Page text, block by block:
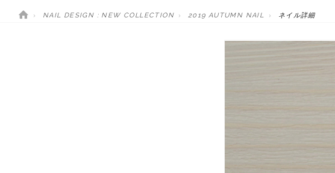
WORKS
NAIL DESIGN : NEW COLLECTION 2019 AUTUMN NAIL ネイル詳細